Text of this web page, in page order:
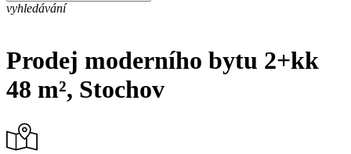
vyhledávání
Prodej moderního bytu 2+kk
48 m², Stochov